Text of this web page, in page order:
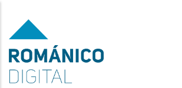
contenido
principal